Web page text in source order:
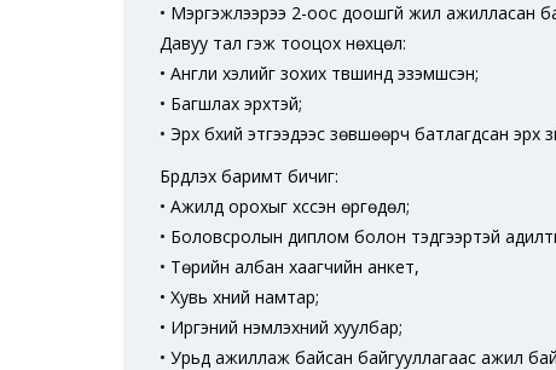
• Мэргэжлээрээ 2-оос доошгүй жил ажилласан
Давуу тал гэж тооцох нөхцөл:
• Англи хэлийг зохих түвшинд эзэмшсэн;
• Багшлах эрхтэй;
• Эрх бүхий этгээдээс зөвшөөрч батлагдсан
Бүрдүүлэх баримт бичиг:
• Ажилд орохыг хүссэн өргөдөл;
• Боловсролын диплом болон тэдгээртэй
• Төрийн албан хаагчийн анкет,
• Хувь хүний намтар;
• Иргэний үнэмлэхний хуулбар;
• Урьд ажиллаж байсан байгууллагаас ажил